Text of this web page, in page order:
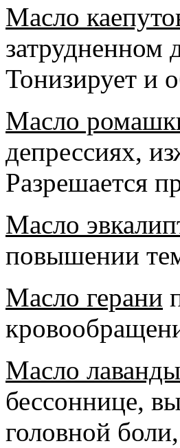
Масло
затрудненном
Тонизирует и
Масло
депрессиях,
Разрешается
Масло
повышении
Масло герани
Масло лаванды
бессоннице,
головной